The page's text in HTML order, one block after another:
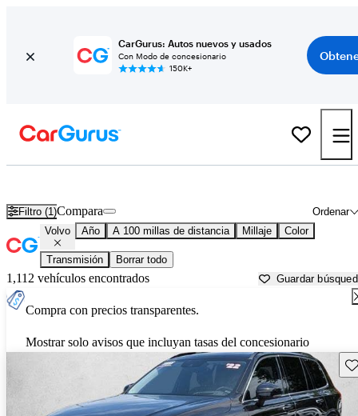
CarGurus: Autos nuevos y usados
Con Modo de concesionario
150K+
Filtro (1) Ordenar
Compara
Volvo Año A 100 millas de distancia Millaje Color
Transmisión Borrar todo
1,112 vehículos encontrados Guardar
Compra con precios transparentes.
Mostrar solo avisos que incluyan tasas del concesionario